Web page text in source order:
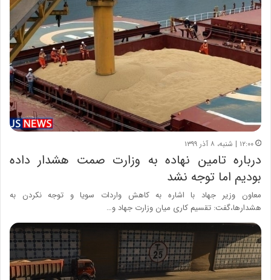
۱۲:۰۰ | شنبه، ۸ آذر ۱۳۹۹
درباره تامین نهاده به وزارت صمت هشدار داده
بودیم اما توجه نشد
معاون وزیر جهاد با اشاره به کاهش واردات سویا و توجه نکردن به
هشدارها،گفت: تقسیم کاری میان وزارت جهاد و…